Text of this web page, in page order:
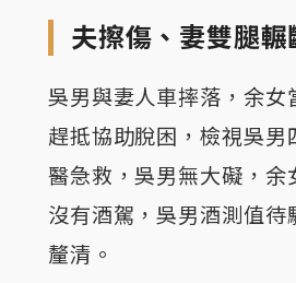
夫擦傷、妻雙腿輾
吳男與妻人車摔落，余女
趕抵協助脫困，檢視吳
醫急救，吳男無大礙，
沒有酒駕，吳男酒測值
釐清。